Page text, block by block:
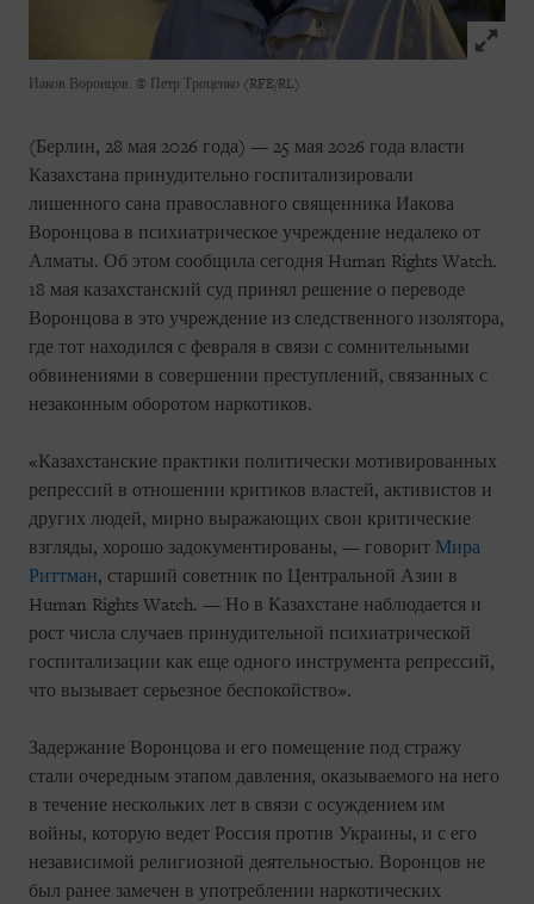
Click
Иаков Воронцов. © Петр Троценко (RFE/RL)
(Берлин, 28 мая 2026 года) — 25 мая 2026 года власти
Казахстана принудительно госпитализировали
лишенного сана православного священника Иакова
Воронцова в психиатрическое учреждение недалеко от
Алматы. Об этом сообщила сегодня Human Rights Watch.
18 мая казахстанский суд принял решение о переводе
Воронцова в это учреждение из следственного изолятора,
где тот находился с февраля в связи с сомнительными
обвинениями в совершении преступлений, связанных с
незаконным оборотом наркотиков.
«Казахстанские практики политически мотивированных
репрессий в отношении критиков властей, активистов и
других людей, мирно выражающих свои критические
взгляды, хорошо задокументированы, — говорит Мира
Риттман, старший советник по Центральной Азии в
Human Rights Watch. — Но в Казахстане наблюдается и
рост числа случаев принудительной психиатрической
госпитализации как еще одного инструмента репрессий,
что вызывает серьезное беспокойство».
Задержание Воронцова и его помещение под стражу
стали очередным этапом давления, оказываемого на него
в течение нескольких лет в связи с осуждением им
войны, которую ведет Россия против Украины, и с его
независимой религиозной деятельностью. Воронцов не
был ранее замечен в употреблении наркотических